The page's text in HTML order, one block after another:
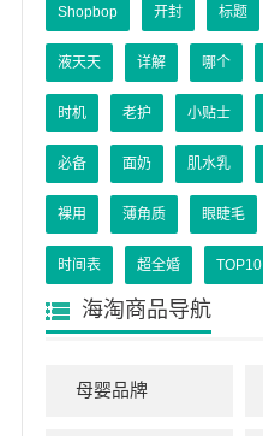
Shopbop 开封 标题
液天天 详解 哪个
时机 老护 小贴士
必备 面奶 肌水乳
裸用 薄角质 眼睫毛
时间表 超全婚 TOP10
海淘商品导航
母婴品牌